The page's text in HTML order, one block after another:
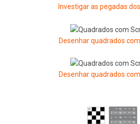
Investigar as pegadas
Desenhar quadrados
Desenhar quadrados